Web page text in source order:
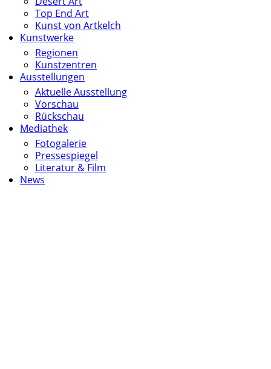
Top End Art
Kunst von Artkelch
Kunstwerke
Regionen
Kunstzentren
Ausstellungen
Aktuelle Ausstellung
Vorschau
Rückschau
Mediathek
Fotogalerie
Pressespiegel
Literatur & Film
News